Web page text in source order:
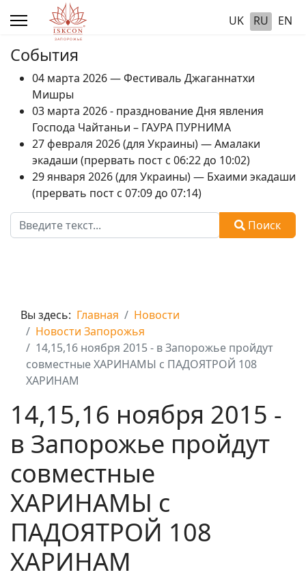
UK RU EN
События
04 марта 2026 — Фестиваль Джаганнатхи
Мишры
03 марта 2026 - празднование Дня явления
Господа Чайтаньи – ГАУРА ПУРНИМА
27 февраля 2026 (для Украины) — Амалаки
экадаши (прервать пост с 06:22 до 10:02)
29 января 2026 (для Украины) — Бхаими экадаши
(прервать пост с 07:09 до 07:14)
Поиск
Поиск
Вы здесь: Главная
Новости
Новости Запорожья
14,15,16 ноября 2015 - в Запорожье пройдут
совместные ХАРИНАМЫ с ПАДОЯТРОЙ 108
ХАРИНАМ
14,15,16 ноября 2015 -
в Запорожье пройдут
совместные
ХАРИНАМЫ с
ПАДОЯТРОЙ 108
ХАРИНАМ